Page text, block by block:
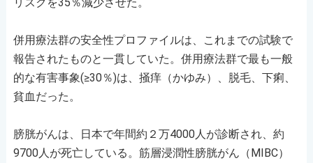
併用療法群の安全性プロファイルは、これまでの試験で
報告されたものと一貫していた。併用療法群で最も一般
的な有害事象(≥30％)は、掻痒（かゆみ）、脱毛、下痢、
貧血だった。
膀胱がんは、日本で年間約２万4000人が診断され、約
9700人が死亡している。筋層浸潤性膀胱がん（MIBC）